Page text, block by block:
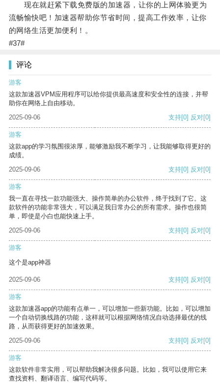
现在就赶紧下载免费版的加速器，让你的上网体验更为
流畅愉快吧！加速器帮助你节省时间，提高工作效率，让你
的网络生活更加便利！。
#37#
评论
游客
这款加速器VPM应用程序可以给你提供最高速度和安全性的连接，并帮
助你在网络上自由移动。
2025-09-06
支持[0] 反对[0]
游客
这款app的学习氛围很浓厚，能够激励我不断学习，让我能够取得更好的
成绩。
2025-09-06
支持[0] 反对[0]
游客
我一直在寻找一款功能强大、操作简单的办公软件，终于找到了它。这
款软件的功能非常强大，可以满足我日常办公的所有需求。操作也很简
单，即使是小白也能快速上手。
2025-09-06
支持[0] 反对[0]
游客
这个是app神器
2025-09-06 支持[0] 反对[0]
游客
这款加速器app的功能有点单一，可以增加一些新功能。比如，可以增加
一个自动切换线路的功能，这样就可以根据网络情况自动选择最优的线
路，从而获得更好的加速效果。
2025-09-06
支持[0] 反对[0]
游客
这款软件非常实用，可以帮助我解决很多问题。比如，我可以使用它来
查找资料、翻译语言、编写代码等。